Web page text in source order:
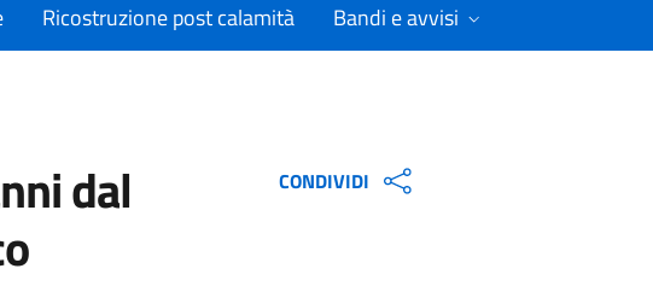
Ricostruzione post calamità Bandi e avvisi
dal CONDIVIDI